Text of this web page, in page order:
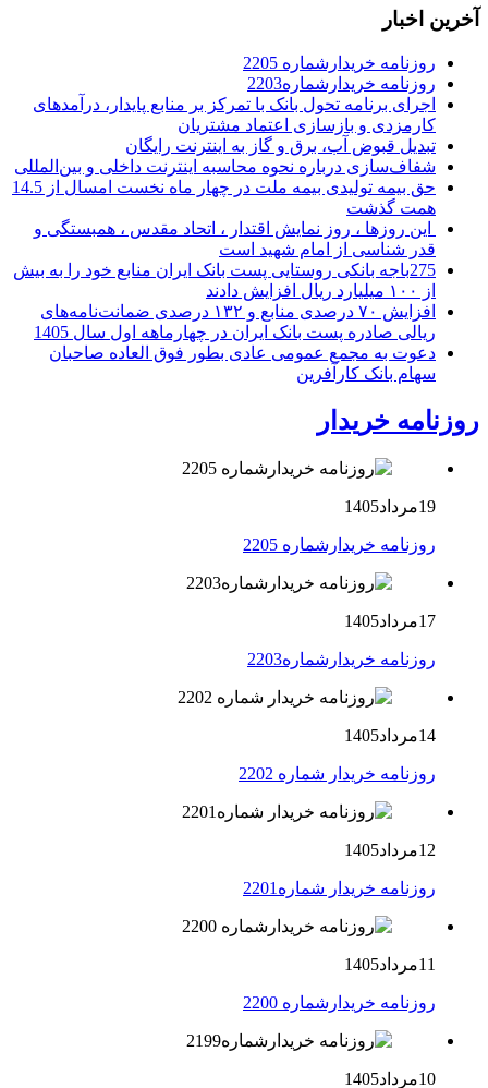
آخرین اخبار
روزنامه خریدارشماره 2205
روزنامه خریدارشماره2203
اجرای برنامه تحول بانک با تمرکز بر منابع پایدار، درآمدهای
کارمزدی و بازسازی اعتماد مشتریان
تبدیل قبوض آب، برق و گاز به اینترنت رایگان
شفاف‌سازی درباره نحوه محاسبه اینترنت داخلی و بین‌المللی
حق بیمه تولیدی بیمه ملت در چهار ماه نخست امسال از 14.5
همت گذشت
این روزها ، روز نمایش اقتدار ، اتحاد مقدس ، همبستگی و
قدر شناسی از امام شهید است
275باجه بانکی روستایی پست بانک ایران منابع خود را به بیش
از ۱۰۰ میلیارد ریال افزایش دادند
افزایش ۷۰ درصدی منابع و ۱۳۲ درصدی ضمانت‌نامه‌های
ریالی صادره پست بانک ایران در چهارماهه اول سال 1405
دعوت به مجمع عمومی عادی بطور فوق العاده صاحبان
سهام بانک کارآفرین
روزنامه خریدار
19مرداد1405
روزنامه خریدارشماره 2205
17مرداد1405
روزنامه خریدارشماره2203
14مرداد1405
روزنامه خریدار شماره 2202
12مرداد1405
روزنامه خریدار شماره2201
11مرداد1405
روزنامه خریدارشماره 2200
10مرداد1405